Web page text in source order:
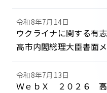
令和8年7月14日
ウクライナに関する有
高市内閣総理大臣書面
令和8年7月13日
ＷｅｂＸ ２０２６ 高